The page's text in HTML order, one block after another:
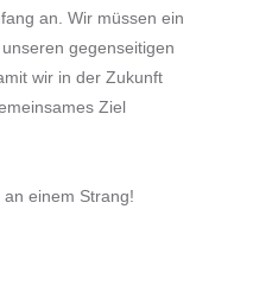
an. Wir müssen ein
gegenseitigen
wir in der Zukunft
Ziel
einem Strang!